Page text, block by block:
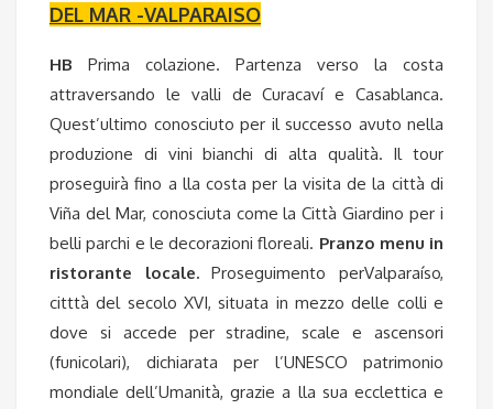
DEL MAR -VALPARAISO
HB Prima colazione. Partenza verso la costa
attraversando le valli de Curacaví e Casablanca.
Quest’ultimo conosciuto per il successo avuto nella
produzione di vini bianchi di alta qualità. Il tour
proseguirà fino a lla costa per la visita de la città di
Viña del Mar, conosciuta come la Città Giardino per i
belli parchi e le decorazioni floreali. Pranzo menu in
ristorante locale.Proseguimento perValparaíso,
citttà del secolo XVI, situata in mezzo delle colli e
dove si accede per stradine, scale e ascensori
(funicolari), dichiarata per l’UNESCO patrimonio
mondiale dell’Umanità, grazie a lla sua ecclettica e